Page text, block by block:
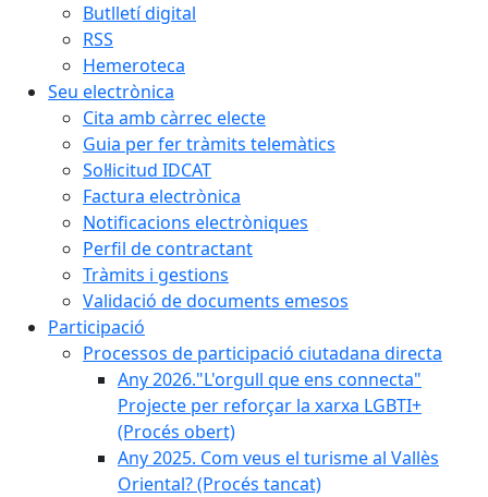
Butlletí digital
RSS
Hemeroteca
Seu electrònica
Cita amb càrrec electe
Guia per fer tràmits telemàtics
Sol·licitud IDCAT
Factura electrònica
Notificacions electròniques
Perfil de contractant
Tràmits i gestions
Validació de documents emesos
Participació
Processos de participació ciutadana directa
Any 2026."L'orgull que ens connecta"
Projecte per reforçar la xarxa LGBTI+
(Procés obert)
Any 2025. Com veus el turisme al Vallès
Oriental? (Procés tancat)